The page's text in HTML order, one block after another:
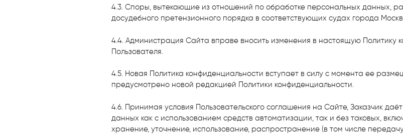
4.3. Споры, вытекающие из отношений по обработке персональных данных,
досудебного претензионного порядка в соответствующих судах города
4.4. Администрация Сайта вправе вносить изменения в настоящую Политику
Пользователя.
4.5. Новая Политика конфиденциальности вступает в силу с момента ее
предусмотрено новой редакцией Политики конфиденциальности.
4.6. Принимая условия Пользовательского соглашения на Сайте, Заказчик
данных как с использованием средств автоматизации, так и без таковых,
хранение, уточнение, использование, распространение (в том числе